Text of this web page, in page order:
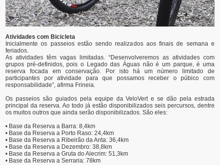
Atividades com Bicicleta
Inicialmente os passeios estão sendo realizados aos finais de semana e
feriados.
As atividades têm vagas limitadas. “Desenvolveremos as atividades com
grupos pré-definidos, pois o Legado das Águas não é um parque, é uma
reserva focada em conservação. Por isto há um número limitado de
participantes por atividade para que possamos receber o púbico com
responsabilidade”, afirma Frineia.
Os passeios são guiados pela equipe da VeloVert e se dão pela estrada
principal da reserva. Ao todo já estão disponibilizados seis percursos, dentre
os muitos outros que ainda serão disponibilizados. São eles:
• Base da Reserva a Barra: 8,4km
• Base da Reserva a Porto Raso: 24,4km
• Base da Reserva a Ribeirão da Anta: 36,4km
• Base da Reserva a Dezembro: 38,8km
• Base da Reserva a Gruta do Alecrim: 51,3km
• Base da Reserva a Serraria: 78km